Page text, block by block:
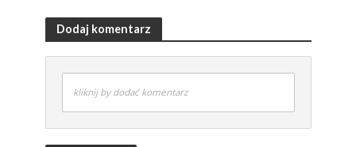
Dodaj komentarz
kliknij by dodać komentarz